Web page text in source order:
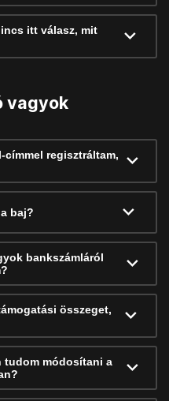
itt válasz, mit
vagyok
regisztráltam,
baj?
bankszámláról
összeget,
tudom módosítani a